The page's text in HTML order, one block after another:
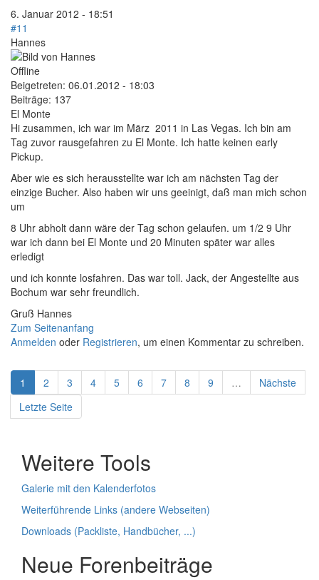
6. Januar 2012 - 18:51
#11
Hannes
Offline
Beigetreten: 06.01.2012 - 18:03
Beiträge: 137
El Monte
Hi zusammen, ich war im März 2011 in Las Vegas. Ich bin am
Tag zuvor rausgefahren zu El Monte. Ich hatte keinen early
Pickup.
Aber wie es sich herausstellte war ich am nächsten Tag der
einzige Bucher. Also haben wir uns geeinigt, daß man mich schon
um
8 Uhr abholt dann wäre der Tag schon gelaufen. um 1/2 9 Uhr
war ich dann bei El Monte und 20 Minuten später war alles
erledigt
und ich konnte losfahren. Das war toll. Jack, der Angestellte aus
Bochum war sehr freundlich.
Gruß Hannes
Zum Seitenanfang
Anmelden oder Registrieren, um einen Kommentar zu schreiben.
1 2 3 4 5 6 7 8 9 …
Nächste
Letzte Seite
Weitere Tools
Galerie mit den Kalenderfotos
Weiterführende Links (andere Webseiten)
Downloads (Packliste, Handbücher, ...)
Neue Forenbeiträge